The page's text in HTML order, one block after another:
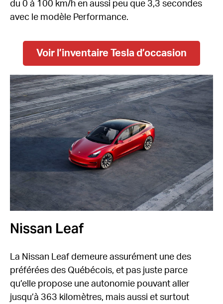
du 0 à 100 km/h en aussi peu que 3,3 secondes
avec le modèle Performance.
Voir l’inventaire Tesla d’occasion
Nissan Leaf
La Nissan Leaf demeure assurément une des
préférées des Québécois, et pas juste parce
qu’elle propose une autonomie pouvant aller
jusqu’à 363 kilomètres, mais aussi et surtout